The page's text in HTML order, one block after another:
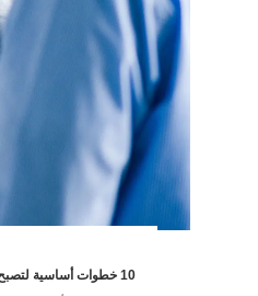
10 خطوات أساسية لتصبح رائد أعمال ناجح